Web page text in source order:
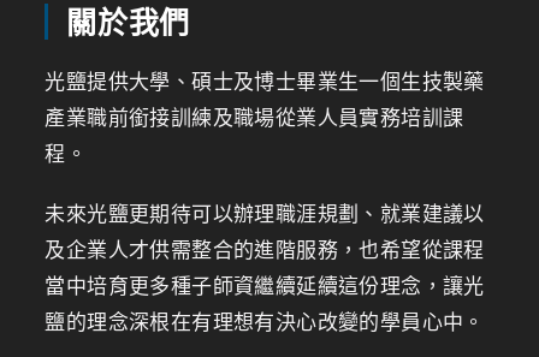
關於我們
光鹽提供大學、碩士及博士畢業生一個生技製藥
產業職前銜接訓練及職場從業人員實務培訓課
程。
未來光鹽更期待可以辦理職涯規劃、就業建議以
及企業人才供需整合的進階服務，也希望從課程
當中培育更多種子師資繼續延續這份理念，讓光
鹽的理念深根在有理想有決心改變的學員心中。